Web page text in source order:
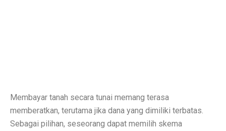
Siap Kalahkan Samsung S25 FE, 3 HP Kamera
Elon Musk Jadi Orang Kaya Pertama Dunia dengan
Membayar tanah secara tunai memang terasa
memberatkan, terutama jika dana yang dimiliki terbatas.
Sebagai pilihan, seseorang dapat memilih skema